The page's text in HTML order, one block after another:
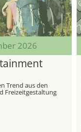
2026
Trend aus den
Freizeitgestaltung